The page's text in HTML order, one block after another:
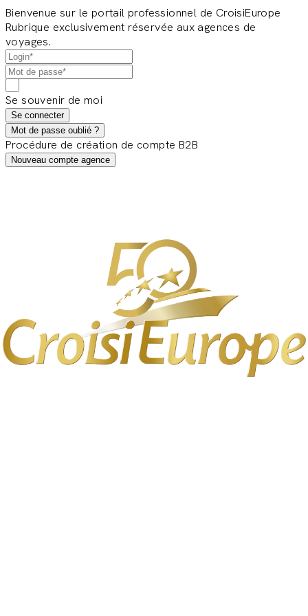
Bienvenue sur le portail professionnel de CroisiEurope
Rubrique exclusivement réservée aux agences de
voyages.
Se souvenir de moi
Se connecter
Mot de passe oublié ?
Procédure de création de compte B2B
Nouveau compte agence